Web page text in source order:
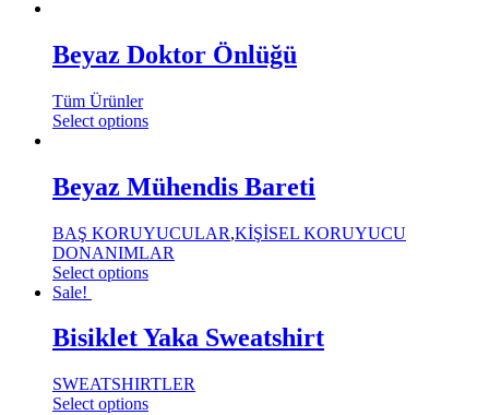
Beyaz Doktor Önlüğü
Tüm Ürünler
Select options
Beyaz Mühendis Bareti
BAŞ KORUYUCULAR,KİŞİSEL KORUYUCU
DONANIMLAR
Select options
Sale!
Bisiklet Yaka Sweatshirt
SWEATSHIRTLER
Select options